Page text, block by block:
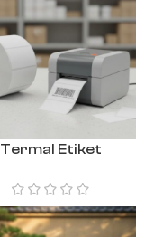
Termal Etiket